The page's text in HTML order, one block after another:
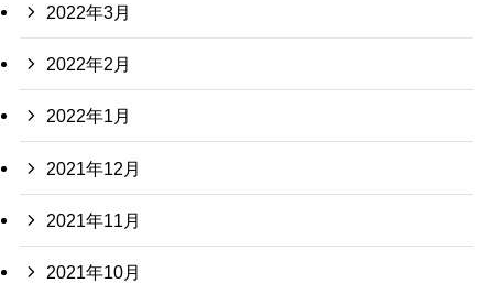
2022年3月
2022年2月
2022年1月
2021年12月
2021年11月
2021年10月